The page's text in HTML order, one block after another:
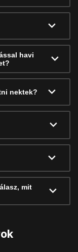
havi
nektek?
mit